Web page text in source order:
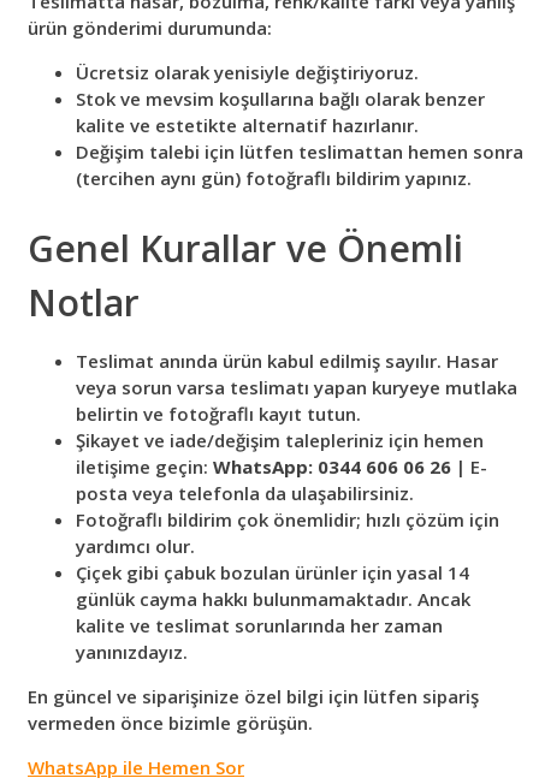
ürün gönderimi durumunda:
Ücretsiz olarak yenisiyle değiştiriyoruz.
Stok ve mevsim koşullarına bağlı olarak benzer
kalite ve estetikte alternatif hazırlanır.
Değişim talebi için lütfen teslimattan hemen sonra
(tercihen aynı gün) fotoğraflı bildirim yapınız.
Genel Kurallar ve Önemli
Notlar
Teslimat anında ürün kabul edilmiş sayılır. Hasar
veya sorun varsa teslimatı yapan kuryeye mutlaka
belirtin ve fotoğraflı kayıt tutun.
Şikayet ve iade/değişim talepleriniz için hemen
iletişime geçin: WhatsApp: 0344 606 06 26 | E-
posta veya telefonla da ulaşabilirsiniz.
Fotoğraflı bildirim çok önemlidir; hızlı çözüm için
yardımcı olur.
Çiçek gibi çabuk bozulan ürünler için yasal 14
günlük cayma hakkı bulunmamaktadır. Ancak
kalite ve teslimat sorunlarında her zaman
yanınızdayız.
En güncel ve siparişinize özel bilgi için lütfen sipariş
vermeden önce bizimle görüşün.
WhatsApp ile Hemen Sor